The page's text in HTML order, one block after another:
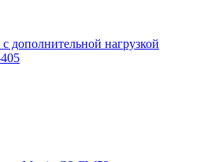
дополнительной нагрузкой